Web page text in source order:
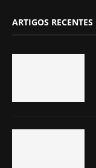
ARTIGOS RECENTES